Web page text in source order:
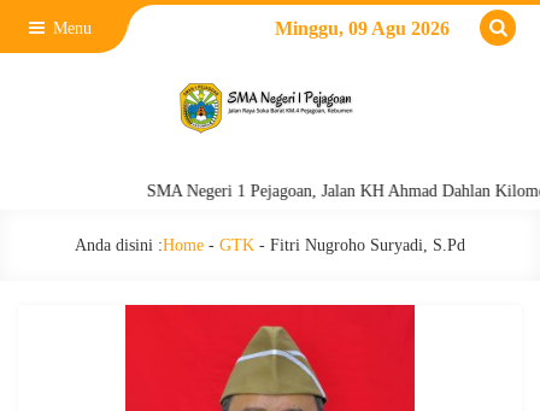
Menu Minggu, 09 Agu 2026
SMA Negeri 1 Pejagoan, Jalan KH Ahmad Dahlan
Anda disini :Home - GTK - Fitri Nugroho Suryadi, S.Pd